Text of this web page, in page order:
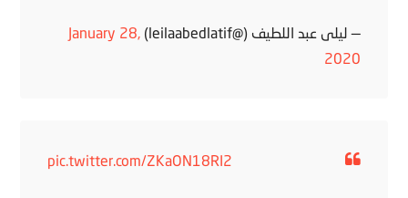
— ليلى عبد اللطيف (@leilaabedlatif)
January 28,
2020
pic.twitter.com/ZKaON18RI2